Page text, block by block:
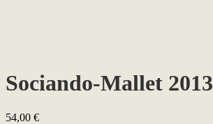
Sociando-Mallet 2013
54,00 €